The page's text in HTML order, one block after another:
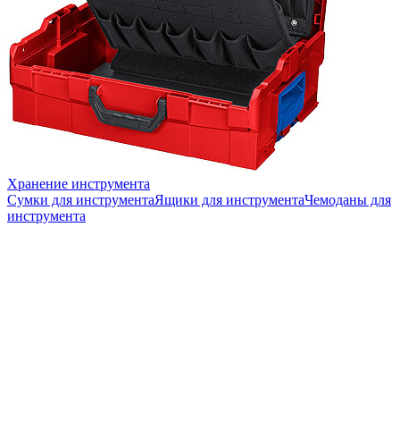
Хранение инструмента
Сумки для инструментаЯщики для инструментаЧемоданы для
инструмента